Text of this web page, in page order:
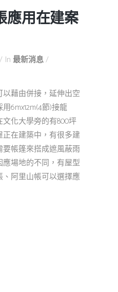
應用在建案
In 最新消息
藉由併接，延伸出空
6mx12m(4節)接龍
文化大學旁的有800坪
正在建築中，有很多建
要帳篷來搭成遮風蔽雨
應場地的不同，有屋型
、阿里山帳可以選擇應